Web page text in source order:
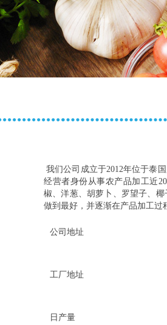
我们公司成立于2012年位于泰
经营者身份从事农产品加工近
椒、洋葱、胡萝卜、罗望子、
做到最好，并逐渐在产品加工过
公司地址
工厂地址
日产量